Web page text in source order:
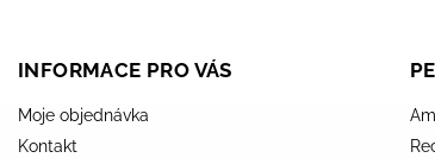
INFORMACE PRO VÁS
Moje objednávka
Kontakt